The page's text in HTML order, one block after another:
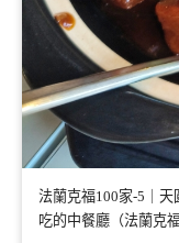
法蘭克福100家-5｜
吃的中餐廳（法蘭克福